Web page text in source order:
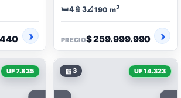
🛏️4 🚿 3📐190 m2
PRECIO$ 259.999.990
UF 7.835 ▧3 UF 14.323